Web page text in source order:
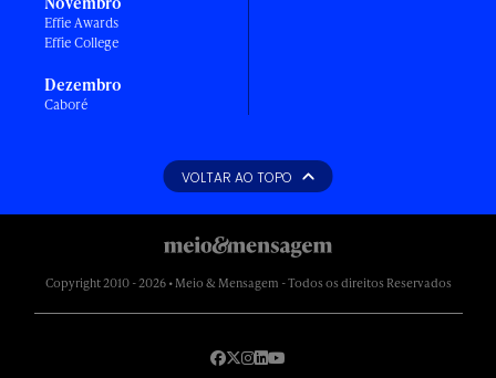
Effie Awards
Effie College
Dezembro
Caboré
VOLTAR AO TOPO
Copyright 2010 - 2026 • Meio & Mensagem - Todos os direitos Reservados